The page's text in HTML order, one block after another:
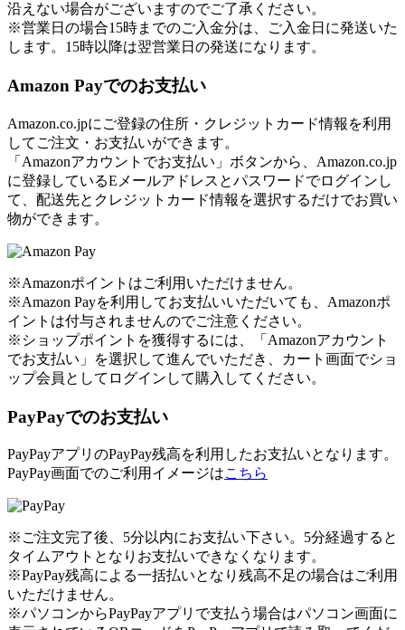
沿えない場合がございますのでご了承ください。
※営業日の場合15時までのご入金分は、ご入金日に発送いた
します。15時以降は翌営業日の発送になります。
Amazon Payでのお支払い
Amazon.co.jpにご登録の住所・クレジットカード情報を利用
してご注文・お支払いができます。
「Amazonアカウントでお支払い」ボタンから、Amazon.co.jp
に登録しているEメールアドレスとパスワードでログインし
て、配送先とクレジットカード情報を選択するだけでお買い
物ができます。
※Amazonポイントはご利用いただけません。
※Amazon Payを利用してお支払いいただいても、Amazonポ
イントは付与されませんのでご注意ください。
※ショップポイントを獲得するには、「Amazonアカウント
でお支払い」を選択して進んでいただき、カート画面でショ
ップ会員としてログインして購入してください。
PayPayでのお支払い
PayPayアプリのPayPay残高を利用したお支払いとなります。
PayPay画面でのご利用イメージはこちら
※ご注文完了後、5分以内にお支払い下さい。5分経過すると
タイムアウトとなりお支払いできなくなります。
※PayPay残高による一括払いとなり残高不足の場合はご利用
いただけません。
※パソコンからPayPayアプリで支払う場合はパソコン画面に